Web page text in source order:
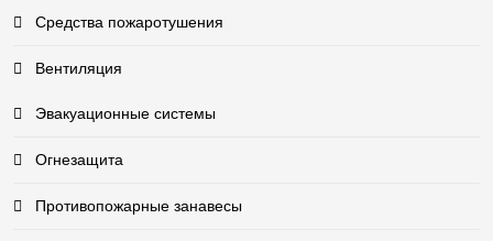
Средства пожаротушения
Вентиляция
Эвакуационные системы
Огнезащита
Противопожарные занавесы